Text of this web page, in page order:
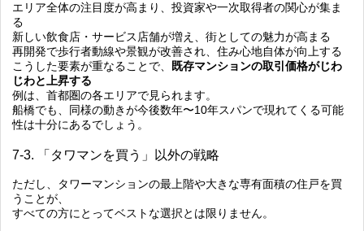
エリア全体の注目度が高まり、投資家や一次取得者の関心が集ま
る
新しい飲食店・サービス店舗が増え、街としての魅力が高まる
再開発で歩行者動線や景観が改善され、住み心地自体が向上する
こうした要素が重なることで、
既存マンションの取引価格がじわ
じわと上昇する
例は、首都圏の各エリアで見られます。
船橋でも、同様の動きが今後数年〜10年スパンで現れてくる可能
性は十分にあるでしょう。
7-3. 「タワマンを買う」以外の戦略
ただし、タワーマンションの最上階や大きな専有面積の住戸を買
うことが、
すべての方にとってベストな選択とは限りません。